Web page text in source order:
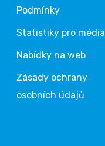
Podmínky
Statistiky pro média
Nabídky na web
Zásady ochrany
osobních údajů